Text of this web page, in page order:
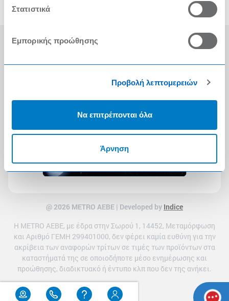
Στατιστικά
Εμπορικής προώθησης
Προβολή λεπτομερειών
Να επιτρέπονται όλα
Άρνηση
@ 2026 ΜETRO AEBE | Developed by Indice
Η METRO ΑΕΒΕ, με έδρα στην Σωρού 1, 14452, Μεταμόρφωση
και Αριθμό ΓΕΜΗ 299401000, δεν φέρει καμία ευθύνη για την
ακρίβεια των αναφορών τρίτων σε τιμές των προϊόντων στα
καταστήματά της σε οποιοδήποτε μέσο ενημέρωσης και
προώθησης, διαδικτυακό ή έντυπο κλπ που δεν της ανήκει.